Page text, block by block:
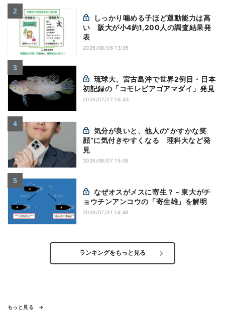
い 阪大が小4約1,200人の調査結果発
表
2026/08/06 13:05
初記録の「コモレビアゴアマダイ」発見
2026/07/27 16:43
顔”に気付きやすくなる 理科大など発
見
2026/08/07 15:05
ョウチンアンコウの「寄生雄」を解明
2026/07/31 14:48
ランキングをもっと見る
もっと見る